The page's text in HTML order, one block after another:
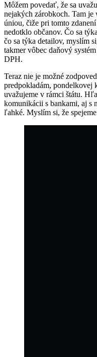
Môžem povedať, že sa
nejakých zárobkoch. Tam je
úniou, čiže pri tomto
nedotklo občanov. Čo sa
čo sa týka detailov, myslím
takmer vôbec daňový
DPH.
Teraz nie je možné
predpokladám, pondelkovej
uvažujeme v rámci štátu.
komunikácii s bankami, aj s
ľahké. Myslím si, že